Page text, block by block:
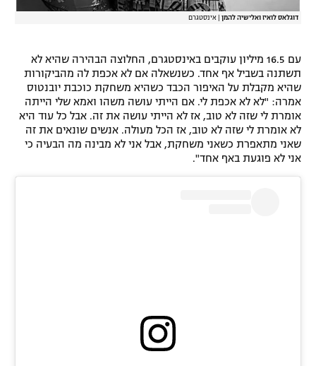
דוגלאס לואיז ואלישיה להמן אינסטגרם
עם 16.5 מיליון עוקבים באינסטגרם, החלוצה הבהירה שהיא לא
תשתנה בשביל אף אחד. כשנשאלה אם לא אכפת לה מהביקורות
שהיא מקבלת על האיפור הכבד כשהיא משחקת כוכבת יובנטוס
אמרה: "לא לא אכפת לי. אם הייתי עושה משהו ואמא שלי הייתה
אומרת לי שזה לא טוב, אז לא הייתי עושה את זה. אבל כל עוד היא
לא אומרת לי שזה לא טוב, אז הכל מעולה. אנשים שונאים את זה
שאני מתאפרת כשאני משחקת, אבל אני לא מבינה מה הבעיה כי
אני לא פוגעת באף אחד".